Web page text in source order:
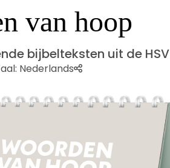
van hoop
bijbelteksten uit de HSV
Nederlands